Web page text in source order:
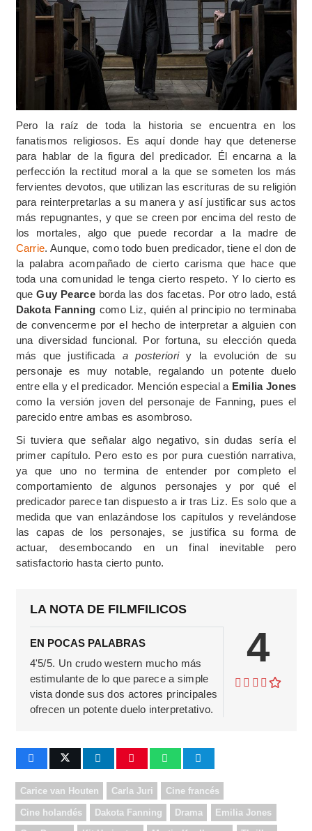
Pero la raíz de toda la historia se encuentra en los
fanatismos religiosos. Es aquí donde hay que detenerse
para hablar de la figura del predicador. Él encarna a la
perfección la rectitud moral a la que se someten los más
fervientes devotos, que utilizan las escrituras de su religión
para reinterpretarlas a su manera y así justificar sus actos
más repugnantes, y que se creen por encima del resto de
los mortales, algo que puede recordar a la madre de
Carrie. Aunque, como todo buen predicador, tiene el don de
la palabra acompañado de cierto carisma que hace que
toda una comunidad le tenga cierto respeto. Y lo cierto es
queGuy Pearceborda las dos facetas. Por otro lado, está
Dakota Fanning como Liz, quién al principio no terminaba
de convencerme por el hecho de interpretar a alguien con
una diversidad funcional. Por fortuna, su elección queda
más que justificada a posterioriy la evolución de su
personaje es muy notable, regalando un potente duelo
entre ella y el predicador. Mención especial a Emilia Jones
como la versión joven del personaje de Fanning, pues el
parecido entre ambas es asombroso.
Si tuviera que señalar algo negativo, sin dudas sería el
primer capítulo. Pero esto es por pura cuestión narrativa,
ya que uno no termina de entender por completo el
comportamiento de algunos personajes y por qué el
predicador parece tan dispuesto a ir tras Liz. Es solo que a
medida que van enlazándose los capítulos y revelándose
las capas de los personajes, se justifica su forma de
actuar, desembocando en un final inevitable pero
satisfactorio hasta cierto punto.
LA NOTA DE FILMFILICOS
EN POCAS PALABRAS
4'5/5. Un crudo western mucho más
estimulante de lo que parece a simple
vista donde sus dos actores principales
ofrecen un potente duelo interpretativo.
4
Carice van Houten Carla Juri Cine francés
Cine holandés Dakota Fanning Drama Emilia Jones